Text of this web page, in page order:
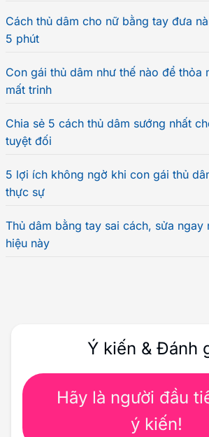
Cách thủ dâm cho nữ bằng tay đưa
5 phút
Con gái thủ dâm như thế nào để thỏa
mất trinh
Chia sẻ 5 cách thủ dâm sướng nhất
tuyệt đối
5 lợi ích không ngờ khi con gái thủ
thực sự
Thủ dâm bằng tay sai cách, sửa ngay
hiệu này
Ý kiến & Đánh
Hãy là người đầu
ý kiến!